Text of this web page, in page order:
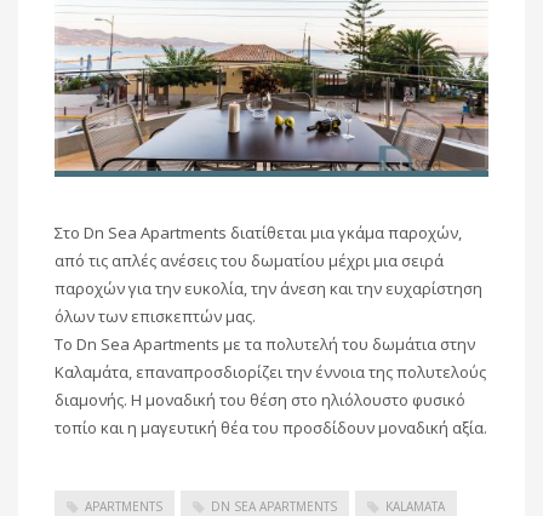
Στο Dn Sea Apartments διατίθεται μια γκάμα παροχών,
από τις απλές ανέσεις του δωματίου μέχρι μια σειρά
παροχών για την ευκολία, την άνεση και την ευχαρίστηση
όλων των επισκεπτών μας.
Το Dn Sea Apartments με τα πολυτελή του δωμάτια στην
Καλαμάτα, επαναπροσδιορίζει την έννοια της πολυτελούς
διαμονής. Η μοναδική του θέση στο ηλιόλουστο φυσικό
τοπίο και η μαγευτική θέα του προσδίδουν μοναδική αξία.
APARTMENTS DN SEA APARTMENTS KALAMATA